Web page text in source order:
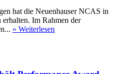
hat die Neuenhauser NCAS in
Im Rahmen der
» Weiterlesen